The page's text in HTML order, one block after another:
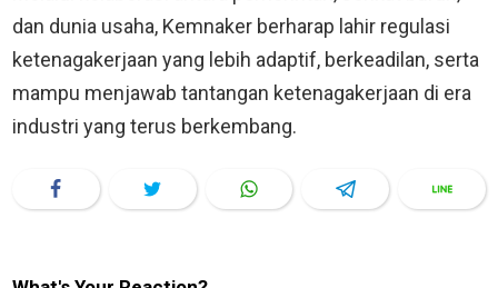
dan dunia usaha, Kemnaker berharap lahir regulasi
ketenagakerjaan yang lebih adaptif, berkeadilan, serta
mampu menjawab tantangan ketenagakerjaan di era
industri yang terus berkembang.